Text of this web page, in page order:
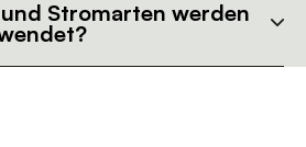
Stromarten werden